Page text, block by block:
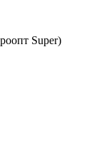
Super)